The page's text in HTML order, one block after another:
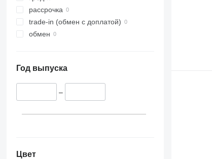
рассрочка
trade-in (обмен с доплатой)
обмен
Год выпуска
–
Цвет